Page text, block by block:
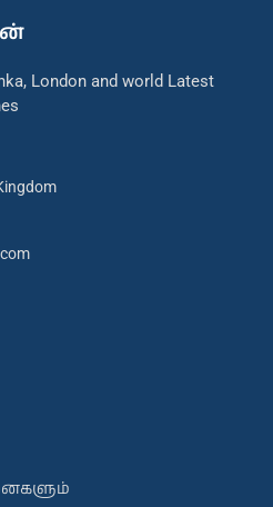
London and world Latest